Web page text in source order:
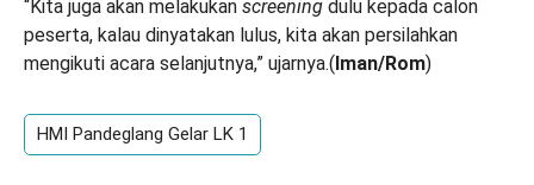
“Kita juga akan melakukan screening dulu kepada calon
peserta, kalau dinyatakan lulus, kita akan persilahkan
mengikuti acara selanjutnya,” ujarnya.( Iman/Rom)
HMI Pandeglang Gelar LK 1